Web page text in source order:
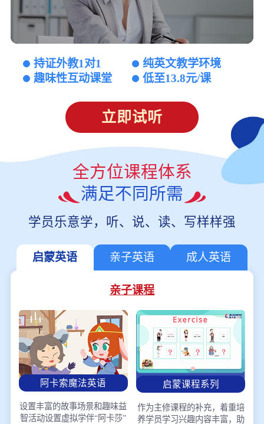
持证外教1对1
纯英文教学环境
趣味性互动课堂
低至13.8元/课
立即试听
全方位课程体系
满足不同所需
学员乐意学，听、说、读、写样样强
启蒙英语 亲子英语 成人英语
亲子课程
阿卡索魔法英语
设置丰富的故事场景和趣味益
智活动设置虚拟学伴“阿卡莎”
启蒙课程系列
作为主修课程的补充，着重培
养学员学习兴趣内容丰富，助